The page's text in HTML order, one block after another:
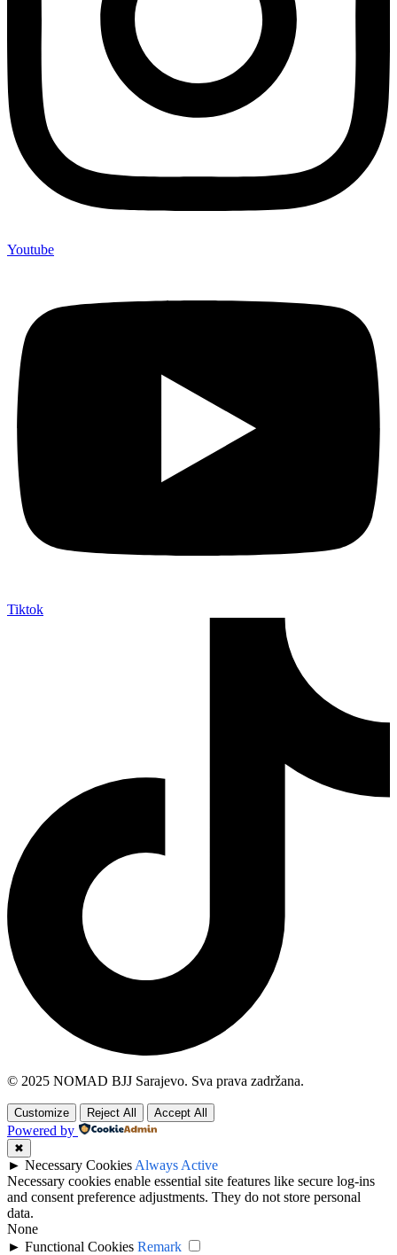
Youtube
Tiktok
© 2025 NOMAD BJJ Sarajevo. Sva prava zadržana.
Customize Reject All Accept All
Powered by
✖
► Necessary Cookies Always Active
Necessary cookies enable essential site features like secure log-ins
and consent preference adjustments. They do not store personal
data.
None
► Functional Cookies Remark